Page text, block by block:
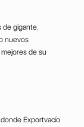
de gigante.
nuevos
de su
Exportvacío